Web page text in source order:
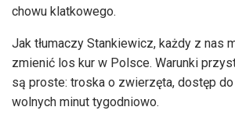
chowu klatkowego.
Jak tłumaczy Stankiewicz, każdy z nas
zmienić los kur w Polsce. Warunki
są proste: troska o zwierzęta, dostęp
wolnych minut tygodniowo.